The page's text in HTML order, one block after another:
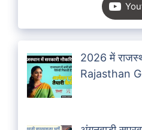
2026 में
Rajasthan